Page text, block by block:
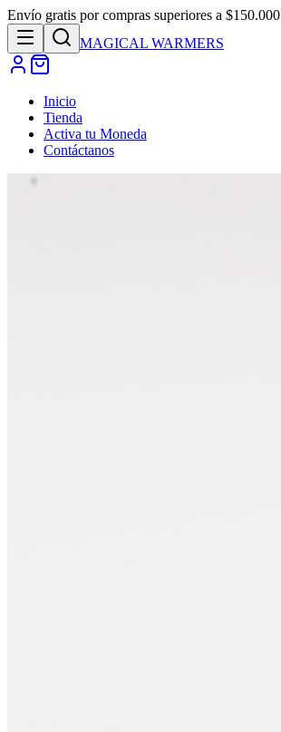
Envío gratis por compras superiores a $150.000
MAGICAL WARMERS
Inicio
Tienda
Activa tu Moneda
Contáctanos